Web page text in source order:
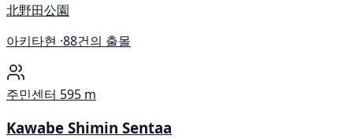
北野田公園
아키타현 ·88건의 출몰
주민센터 595 m
Kawabe Shimin Sentaa